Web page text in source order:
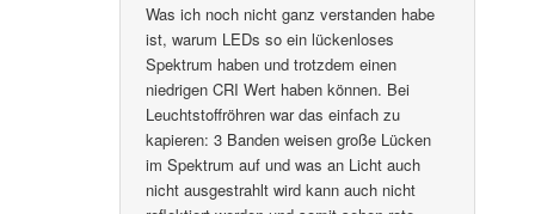
Was ich noch nicht ganz verstanden habe
ist, warum LEDs so ein lückenloses
Spektrum haben und trotzdem einen
niedrigen CRI Wert haben können. Bei
Leuchtstoffröhren war das einfach zu
kapieren: 3 Banden weisen große Lücken
im Spektrum auf und was an Licht auch
nicht ausgestrahlt wird kann auch nicht